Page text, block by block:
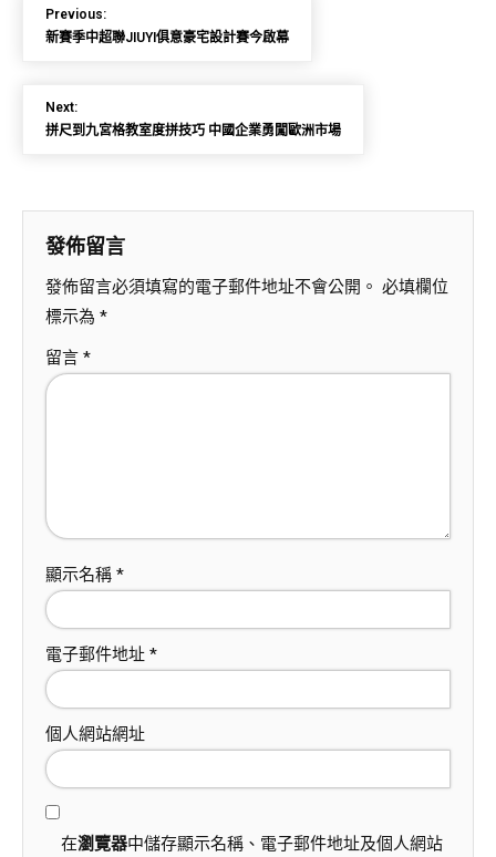
Previous:
新賽季中超聯JIUYI俱意豪宅設計賽今啟幕
Next:
拼尺到九宮格教室度拼技巧 中國企業勇闖歐洲市場
發佈留言
發佈留言必須填寫的電子郵件地址不會公開。 必填欄位
標示為 *
留言 *
顯示名稱 *
電子郵件地址 *
個人網站網址
在瀏覽器中儲存顯示名稱、電子郵件地址及個人網站